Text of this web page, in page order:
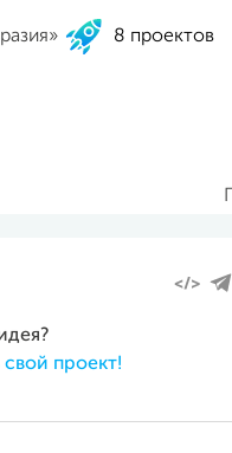
8 проектов
свой проект!